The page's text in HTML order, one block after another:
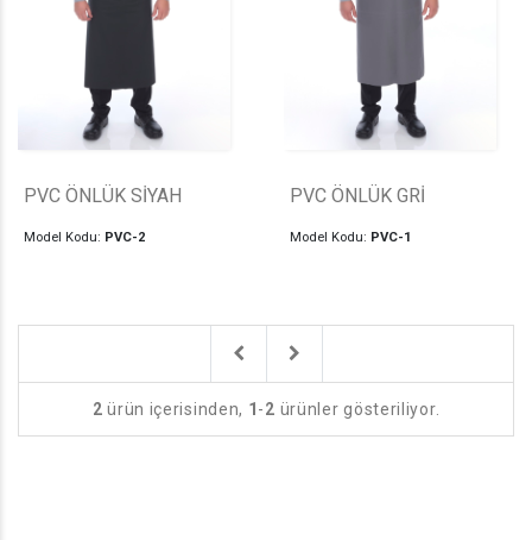
PVC ÖNLÜK SİYAH
Model Kodu: PVC-2
PVC ÖNLÜK GRİ
Model Kodu: PVC-1
PreviousNext
2 ürün içerisinden, 1 -2 ürünler gösteriliyor.